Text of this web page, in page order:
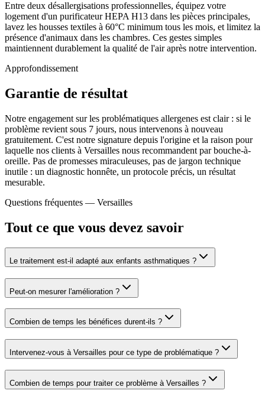
Entre deux désallergisations professionnelles, équipez votre
logement d'un purificateur HEPA H13 dans les pièces principales,
lavez les housses textiles à 60°C minimum tous les mois, et limitez la
présence d'animaux dans les chambres. Ces gestes simples
maintiennent durablement la qualité de l'air après notre intervention.
Approfondissement
Garantie de résultat
Notre engagement sur les problématiques allergenes est clair : si le
problème revient sous 7 jours, nous intervenons à nouveau
gratuitement. C'est notre signature depuis l'origine et la raison pour
laquelle nos clients à Versailles nous recommandent par bouche-à-
oreille. Pas de promesses miraculeuses, pas de jargon technique
inutile : un diagnostic honnête, un protocole précis, un résultat
mesurable.
Questions fréquentes — Versailles
Tout ce que vous devez savoir
Le traitement est-il adapté aux enfants asthmatiques ?
Peut-on mesurer l'amélioration ?
Combien de temps les bénéfices durent-ils ?
Intervenez-vous à Versailles pour ce type de problématique ?
Combien de temps pour traiter ce problème à Versailles ?